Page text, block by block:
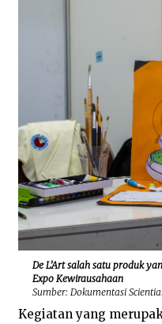
De L’Art salah satu produk
Expo Kewirausahaan
Sumber: Dokumentasi
Kegiatan yang